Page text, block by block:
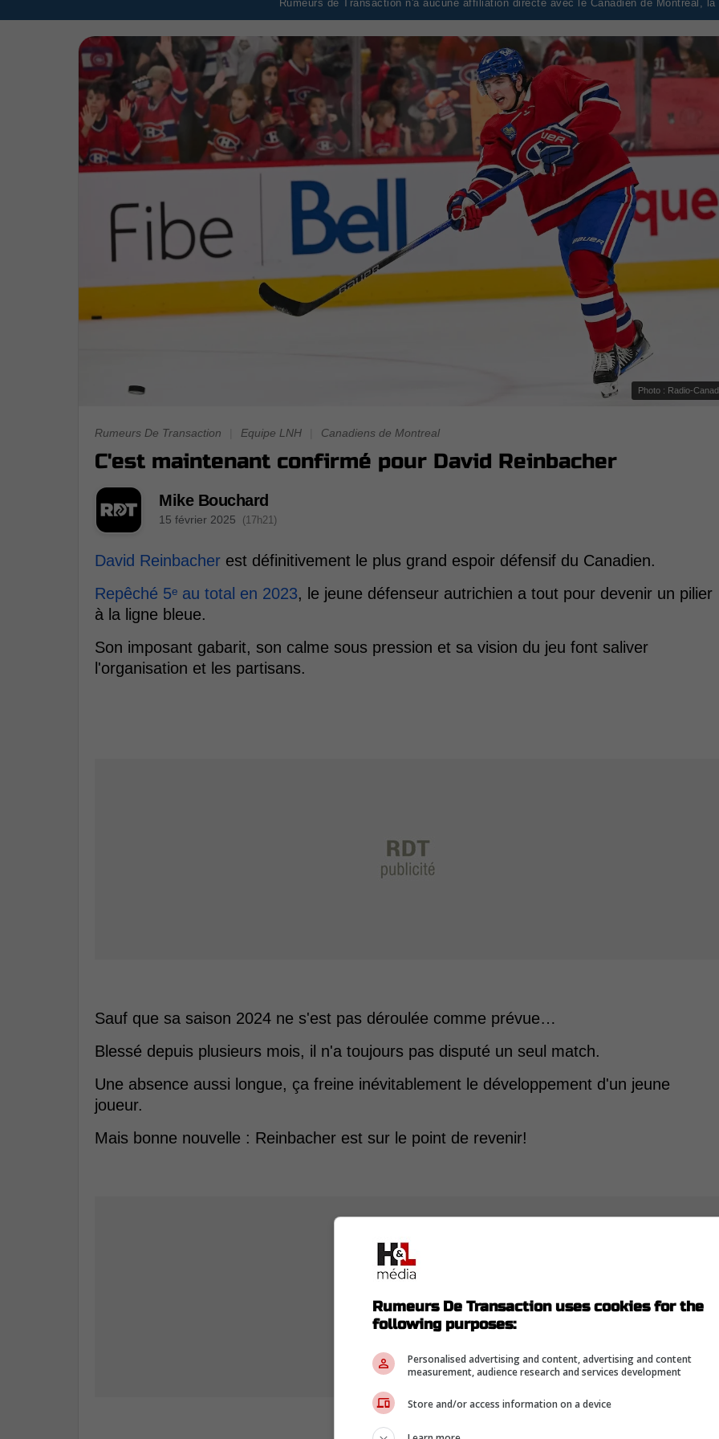
Rumeurs de Transaction n'a aucune affiliation directe avec le Canadien de Montréal, la
Photo : Radio-
Rumeurs De Transaction Equipe LNH Canadiens de Montreal
C'est maintenant confirmé pour David Reinbacher
Mike Bouchard
15 février 2025 (17h21)
David Reinbacher est définitivement le plus grand espoir défensif du Canadien.
Repêché 5ᵉ au total en 2023, le jeune défenseur autrichien a tout pour devenir un pilier
à la ligne bleue.
Son imposant gabarit, son calme sous pression et sa vision du jeu font saliver
l'organisation et les partisans.
Sauf que sa saison 2024 ne s'est pas déroulée comme prévue…
Blessé depuis plusieurs mois, il n'a toujours pas disputé un seul match.
Une absence aussi longue, ça freine inévitablement le développement d'un jeune
joueur.
Mais bonne nouvelle : Reinbacher est sur le point de revenir!
Rumeurs De Transaction uses cookies for the
following purposes:
Personalised advertising and content, advertising and content
measurement, audience research and services development
Store and/or access information on a device